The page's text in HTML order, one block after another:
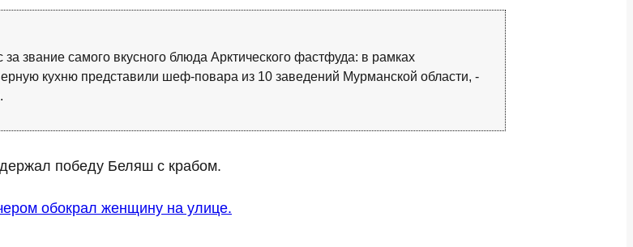
звание самого вкусного блюда Арктического фастфуда: в рамках
кухню представили шеф-повара из 10 заведений Мурманской области, -
победу Беляш с крабом.
обокрал женщину на улице.